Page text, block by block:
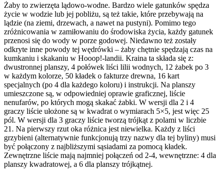
Żaby to zwierzęta lądowo-wodne. Bardzo wiele gatunków spędza
życie w wodzie lub jej pobliżu, są też takie, które przebywają na
lądzie (na ziemi, drzewach, a nawet na pustyni). Pomimo tego
zróżnicowania w zamiłowaniu do środowiska życia, każdy gatunek
przenosi się do wody w porze godowej. Niedawno też zostały
odkryte inne powody tej wędrówki – żaby chętnie spędzają czas na
kumkaniu i skakaniu w Hooop!-landii. Kraina ta składa się z:
dwustronnej planszy, 4 połówek liści lilii wodnych, 12 żabek po 3
w każdym kolorze, 50 kładek o fakturze drewna, 16 kart
specjalnych (po 4 dla każdego koloru) i instrukcji. Na planszy
umieszczone są, w odpowiedniej oprawie graficznej, liście
nenufarów, po których mogą skakać żabki. W wersji dla 2 i 4
graczy liście ułożone są w kwadrat o wymiarach 5×5, jest więc 25
pól. W wersji dla 3 graczy liście tworzą trójkąt z polami w liczbie
21. Na pierwszy rzut oka różnica jest niewielka. Każdy z liści
grzybieni (alternatywnie funkcjonują trzy nazwy dla tej byliny) musi
być połączony z najbliższymi sąsiadami za pomocą kładek.
Zewnętrzne liście mają najmniej połączeń od 2-4, wewnętrzne: 4 dla
planszy kwadratowej, a 6 dla planszy trójkątnej.